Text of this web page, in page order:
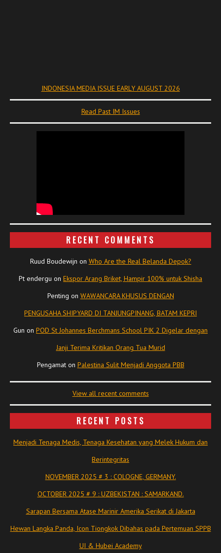
INDONESIA MEDIA ISSUE EARLY AUGUST 2026
Read Past IM Issues
RECENT COMMENTS
Ruud Boudewijn on Who Are the Real Belanda Depok?
Pt endergu on Ekspor Arang Briket, Hampir 100% untuk Shisha
Penting on WAWANCARA KHUSUS DENGAN
PENGUSAHA SHIPYARD DI TANJUNGPINANG, BATAM KEPRI
Gun on POD St Johannes Berchmans School PIK 2 Digelar dengan
Janji Terima Kritikan Orang Tua Murid
Pengamaton Palestina Sulit Menjadi Anggota PBB
View all recent comments
RECENT POSTS
Menjadi Tenaga Medis, Tenaga Kesehatan yang Melek Hukum dan
Berintegritas
NOVEMBER 2025 # 3 : COLOGNE, GERMANY.
OCTOBER 2025 # 9 : UZBEKISTAN : SAMARKAND.
Sarapan Bersama Atase Marinir Amerika Serikat di Jakarta
Hewan Langka Panda, Icon Tiongkok Dibahas pada Pertemuan SPPB
UI & Hubei Academy